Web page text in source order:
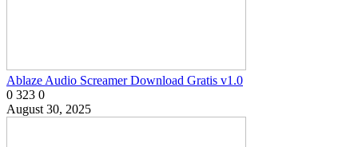
Ablaze Audio Screamer Download Gratis v1.0
0 323 0
August 30, 2025